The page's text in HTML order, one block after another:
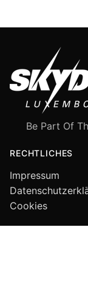
Be Part Of
RECHTLICHES
Impressum
Cookies